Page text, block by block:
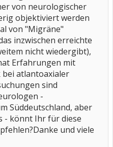
von neurologischer
objektiviert werden
von "Migräne"
inzwischen erreichte
nicht wiedergibt),
Erfahrungen mit
atlantoaxialer
sind
-
Süddeutschland, aber
- könnt Ihr für diese
und viele